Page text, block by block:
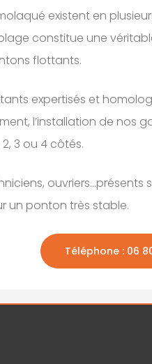
existent en
constitue une
flottants.
expertisés et
l’installation de nos
3 ou 4 côtés.
ouvriers…présents
un ponton très stable.
Téléphone : 06